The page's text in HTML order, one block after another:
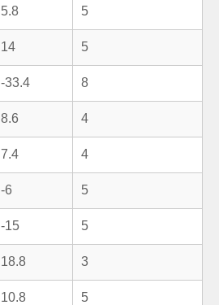
5.8 5
14 5
-33.4 8
8.6 4
7.4 4
-6 5
-15 5
18.8 3
10.8 5